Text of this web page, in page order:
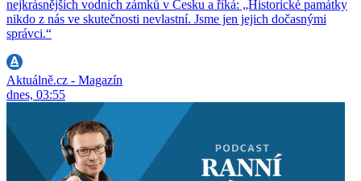
nejkrásnějších vodních zámků v Česku a říká: „Historické památky
nikdo z nás ve skutečnosti nevlastní. Jsme jen jejich dočasnými
správci.“
Aktuálně.cz - Magazín
dnes, 03:55